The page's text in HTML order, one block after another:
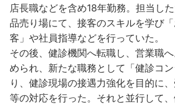
店長職などを含め18年勤務。担当し
品売り場にて、接客のスキルを学び
客」や社員指導などを行っていた。
その後、健診機関へ転職し、営業職
められ、新たな職務として「健診コ
り、健診現場の接遇力強化を目的に
等の対応を行った。それと並行して